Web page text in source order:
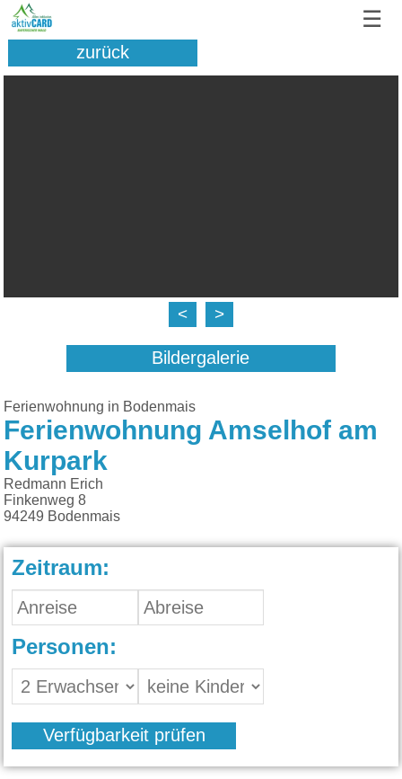
☰
zurück
< >
Bildergalerie
Ferienwohnung in Bodenmais
Ferienwohnung Amselhof am
Kurpark
Redmann Erich
Finkenweg 8
94249 Bodenmais
Zeitraum:
Personen:
Verfügbarkeit prüfen